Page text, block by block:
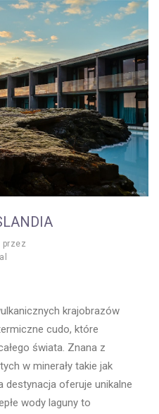
przez
krajobrazów
cudo, które
świata. Znana z
w minerały takie jak
destynacja oferuje unikalne
wody laguny to